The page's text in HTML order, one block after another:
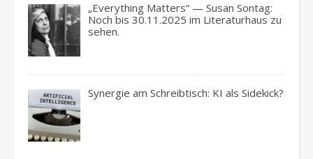
„Everything Matters“ — Susan Sontag:
Noch bis 30.11.2025 im Literaturhaus zu
sehen.
Synergie am Schreibtisch: KI als Sidekick?